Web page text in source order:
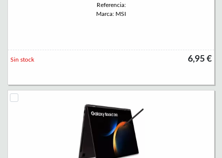
Referencia:
Marca: MSI
6,95 €
Sin stock